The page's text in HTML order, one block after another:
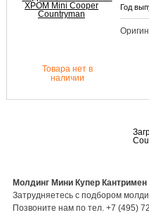
Год
Товара нет в
наличии
Молдинг Мини Купер Кантримен
Затрудняетесь с подбором
Позвоните нам по тел. +7 (495)